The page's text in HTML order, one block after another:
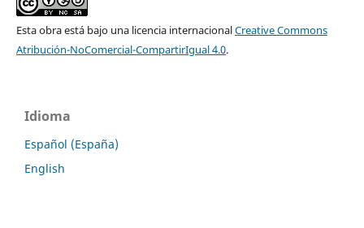
Esta obra está bajo una licencia internacionalCreative Commons
Atribución-NoComercial-CompartirIgual 4.0.
Idioma
Español (España)
English